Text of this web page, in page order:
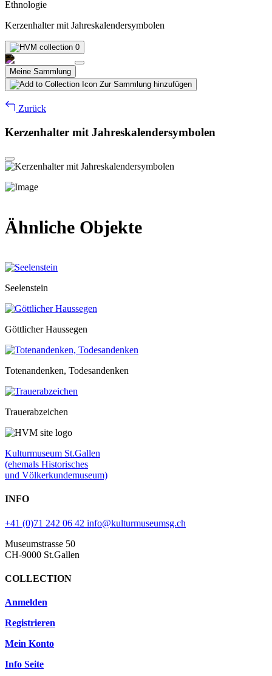
Ethnologie
Kerzenhalter mit Jahreskalendersymbolen
0
Meine Sammlung
Zur Sammlung hinzufügen
Zurück
Kerzenhalter mit Jahreskalendersymbolen
Ähnliche Objekte
Seelenstein
Göttlicher Haussegen
Totenandenken, Todesandenken
Trauerabzeichen
Kulturmuseum St.Gallen
(ehemals Historisches
und Völkerkundemuseum)
INFO
+41 (0)71 242 06 42 info@kulturmuseumsg.ch
Museumstrasse 50
CH-9000 St.Gallen
COLLECTION
Anmelden
Registrieren
Mein Konto
Info Seite